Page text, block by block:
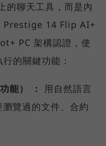
的聊天工具，而是內
Prestige 14 Flip AI+
PC 架構認證，使
的關鍵功能：
能） ：
用自然語言
覽過的文件、合約